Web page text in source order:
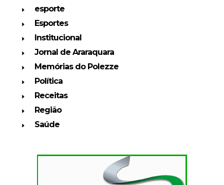
esporte
Esportes
Institucional
Jornal de Araraquara
Memórias do Polezze
Política
Receitas
Região
Saúde